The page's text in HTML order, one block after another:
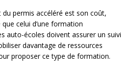
du permis accéléré est son coût,
celui d’une formation
auto-écoles doivent assurer un suivi
davantage de ressources
proposer ce type de formation.